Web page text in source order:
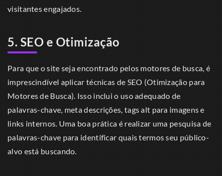
visitantes engajados.
5. SEO e Otimização
Para que o site seja encontrado pelos motores de busca, é
imprescindível aplicar técnicas de SEO (Otimização para
Motores de Busca). Isso inclui o uso adequado de
palavras-chave, meta descrições, tags alt para imagens e
links internos. Uma boa prática é realizar uma pesquisa de
palavras-chave para identificar quais termos seu público-
alvo está buscando.